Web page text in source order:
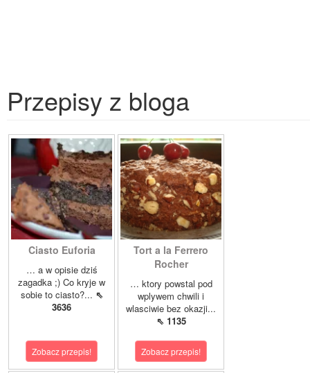
Przepisy z bloga
Ciasto Euforia
… a w opisie dziś
zagadka ;) Co kryje w
sobie to ciasto?... ⇖
3636
Zobacz przepis!
Tort a la Ferrero
Rocher
… ktory powstal pod
wplywem chwili i
wlasciwie bez okazji...
⇖ 1135
Zobacz przepis!